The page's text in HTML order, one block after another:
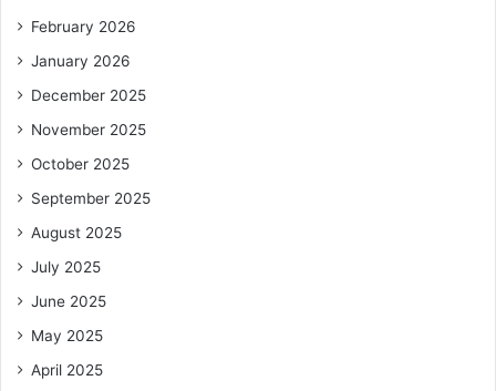
February 2026
January 2026
December 2025
November 2025
October 2025
September 2025
August 2025
July 2025
June 2025
May 2025
April 2025